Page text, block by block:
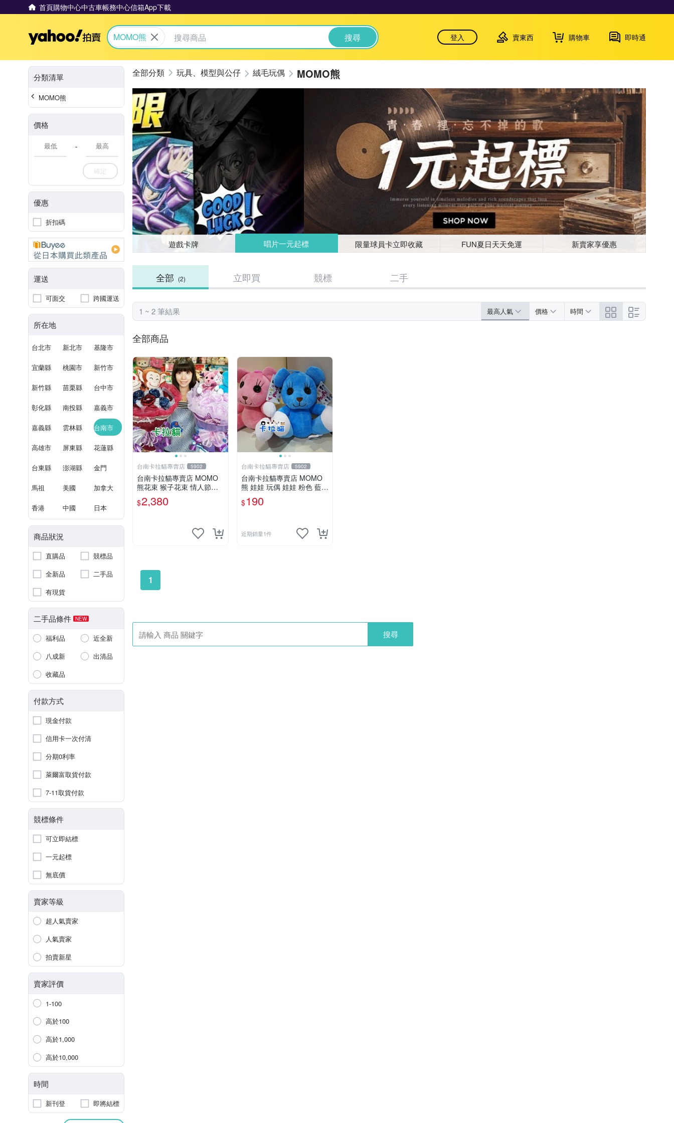
首頁購物中心中古車帳務中心信箱App下載
Yahoo拍賣
MOMO熊 搜尋 登入 賣東西 購物車 即時通
分類清單
MOMO熊
價格
-
確定
優惠
折扣碼
運送
可面交 跨國運送
所在地
台北市 新北市 基隆市
宜蘭縣 桃園市 新竹市
新竹縣 苗栗縣 台中市
彰化縣 南投縣 嘉義市
嘉義縣 雲林縣 台南市
高雄市 屏東縣 花蓮縣
台東縣 澎湖縣 金門
馬祖 美國 加拿大
香港 中國 日本
商品狀況
直購品
競標品
全新品
二手品
有現貨
二手品條件 NEW
福利品
近全新
八成新
出清品
收藏品
付款方式
現金付款
信用卡一次付清
分期0利率
萊爾富取貨付款
7-11取貨付款
競標條件
可立即結標
一元起標
無底價
賣家等級
超人氣賣家
人氣賣家
拍賣新星
賣家評價
1-100
高於100
高於1,000
高於10,000
時間
新刊登 即將結標
玩具、模型與公仔 絨毛玩偶 MOMO熊
遊戲卡牌 唱片一元起標 限量球員卡立即收藏 FUN夏日天天免運 新賣家享優惠
全部 (2) 立即買 競標 二手
1 ~ 2 筆結果 最高人氣 價格 時間
全部商品
台南卡拉貓專賣店 5902
台南卡拉貓專賣店 MOMO
熊花束 猴子花束 情人節禮
物 二選一 可繡字 可今天寄
明天到
$2,380
台南卡拉貓專賣店 5902
台南卡拉貓專賣店 MOMO
熊 娃娃 玩偶 娃娃 粉色 藍色
2色分售
$190
近期銷量1件
1
搜尋